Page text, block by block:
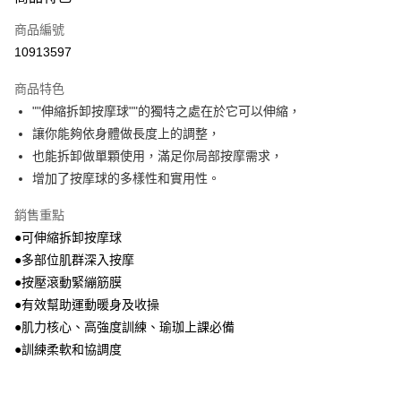
3.實際核准額度、可分期數及費用金額請依後續交易確認頁面所載為準。
4.訂單成立30分鐘內，如未前往確認交易或遇審核未通過，訂單將自動取
消。如遇「轉專審核」未通過狀況，表示未達大哥付你分期系統評分，恕無
法說明評估內容。
1.分期款項不併入電信帳單，「大哥付你分期」於每月結算日後寄送繳費提
2.透過簡訊連結打開帳單後，可選擇「超商條碼／台灣大直營門市／銀行轉
帳／街口支付／iPASS MONEY」等通路繳費。
【注意事項】
1.本服務係由「台灣大哥大股份有限公司」（以下簡稱本公司）所提供，讓
買賣價金債權讓與本公司後，依約使用本公司帳單繳交帳款。
2.基於同意付款使用「大哥付你分期」之契約關係目的，商店將以您的個人
資料（包含姓名、電話或地址）提供予台灣大哥大進項蒐集、處理及利用，
由本公司與您本人進行分期帳單所需資料之確認、核對及更正。
3.完整用戶服務條款，請詳閱以下連結：
每筆NT$100，滿NT$499(含以上)免運費
每筆NT$100，滿NT$499(含以上)免運費
7-11取貨付款
每筆NT$100，滿NT$499(含以上)免運費
付款後7-11取貨
每筆NT$100，滿NT$499(含以上)免運費
宅配【父親節大回饋】限時$299免運
每筆NT$150，滿NT$299(含以上)免運費
商品編號
10913597
商品特色
""伸縮拆卸按摩球""的獨特之處在於它可以伸縮，
讓你能夠依身體做長度上的調整，
也能拆卸做單顆使用，滿足你局部按摩需求，
增加了按摩球的多樣性和實用性。
銷售重點
●可伸縮拆卸按摩球
●多部位肌群深入按摩
●按壓滾動緊繃筋膜
●有效幫助運動暖身及收操
●肌力核心、高強度訓練、瑜珈上課必備
●訓練柔軟和協調度